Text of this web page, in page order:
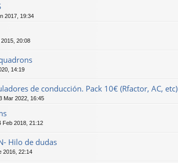
2017, 19:34
20:08
14:19
de conducción. Pack 10€ (Rfactor, AC, etc)
Mar 2022, 16:45
Feb 2018, 21:12
Hilo de dudas
2016, 22:14